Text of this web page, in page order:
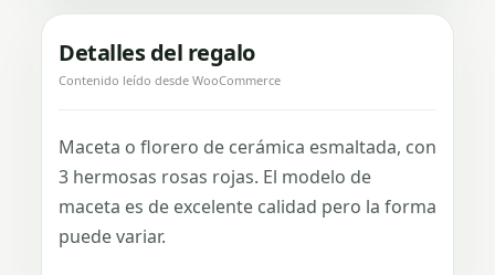
Detalles del regalo
Contenido leído desde WooCommerce
Maceta o florero de cerámica esmaltada, con
3 hermosas rosas rojas. El modelo de
maceta es de excelente calidad pero la forma
puede variar.